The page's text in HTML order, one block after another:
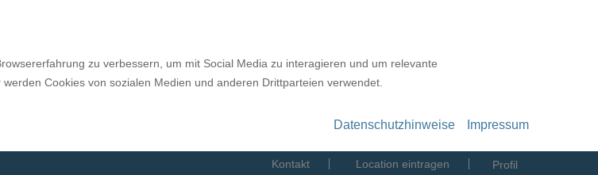
zu verbessern, um mit Social Media zu interagieren und um relevante
Cookies von sozialen Medien und anderen Drittparteien verwendet.
Datenschutzhinweise Impressum
Kontakt Location eintragen Profil